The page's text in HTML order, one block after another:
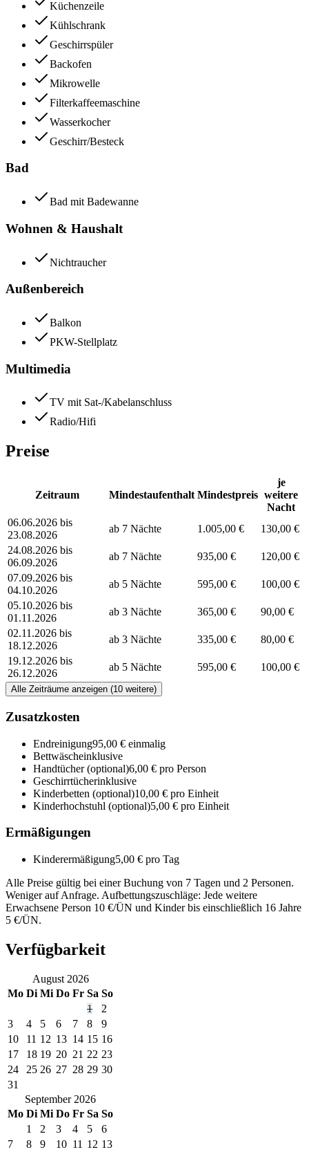
Küchenzeile
Kühlschrank
Geschirrspüler
Backofen
Mikrowelle
Filterkaffeemaschine
Wasserkocher
Geschirr/Besteck
Bad
Bad mit Badewanne
Wohnen & Haushalt
Nichtraucher
Außenbereich
Balkon
PKW-Stellplatz
Multimedia
TV mit Sat-/Kabelanschluss
Radio/Hifi
Preise
Zeitraum Mindestaufenthalt Mindestpreis
je
weitere
Nacht
06.06.2026 bis
23.08.2026
ab 7 Nächte 1.005,00 €
130,00 €
24.08.2026 bis
06.09.2026
ab 7 Nächte 935,00 €
120,00 €
07.09.2026 bis
04.10.2026
ab 5 Nächte 595,00 €
100,00 €
05.10.2026 bis
01.11.2026
ab 3 Nächte 365,00 €
90,00 €
02.11.2026 bis
18.12.2026
ab 3 Nächte 335,00 €
80,00 €
19.12.2026 bis
26.12.2026
ab 5 Nächte 595,00 € 100,00 €
Alle Zeiträume anzeigen (10 weitere)
Zusatzkosten
Endreinigung95,00 € einmalig
Bettwäscheinklusive
Handtücher(optional)6,00 € pro Person
Geschirrtücherinklusive
Kinderbetten (optional)10,00 € pro Einheit
Kinderhochstuhl (optional)5,00 € pro Einheit
Ermäßigungen
Kinderermäßigung5,00 € pro Tag
Alle Preise gültig bei einer Buchung von 7 Tagen und 2 Personen.
Weniger auf Anfrage. Aufbettungszuschläge: Jede weitere
Erwachsene Person 10 €/ÜN und Kinder bis einschließlich 16 Jahre
5 €/ÜN.
Verfügbarkeit
August 2026
Mo Di Mi Do Fr Sa So
1
2
3
4 5 6 7 8
9
10
11 12 13 14 15 16
17
18 19 20 21 22 23
24
25 26 27 28 29 30
31
September 2026
Mo Di Mi Do Fr Sa So
1
2 3 4 5
6
7
8 9 10 11 12 13